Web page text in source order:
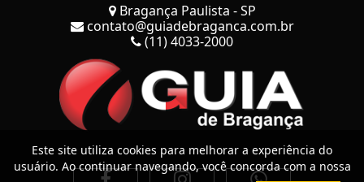
Bragança Paulista - SP
contato@guiadebraganca.com.br
(11) 4033-2000
Este site utiliza cookies para melhorar a experiência do
usuário. Ao continuar navegando, você concorda com a nossa